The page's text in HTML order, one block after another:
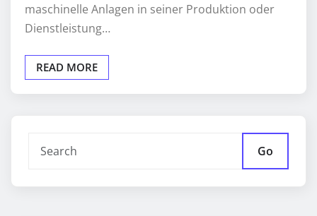
maschinelle Anlagen in seiner Produktion oder
Dienstleistung…
READ MORE
Go